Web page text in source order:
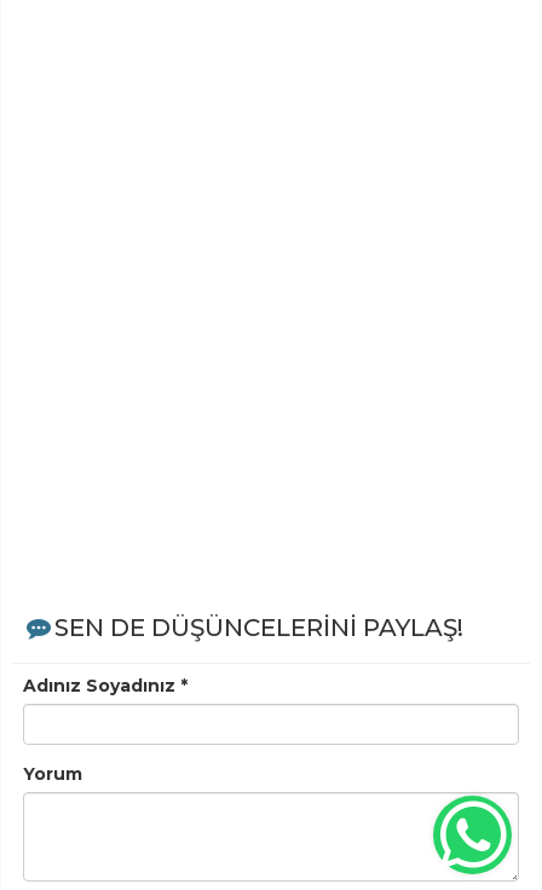
SEN DE DÜŞÜNCELERİNİ PAYLAŞ!
Adınız Soyadınız *
Yorum